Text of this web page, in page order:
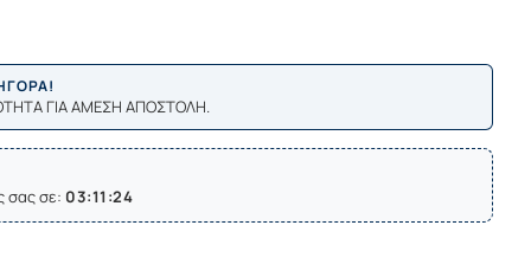
ΓΙΑ ΑΜΕΣΗ ΑΠΟΣΤΟΛΗ.
σας σε: 03:11:24